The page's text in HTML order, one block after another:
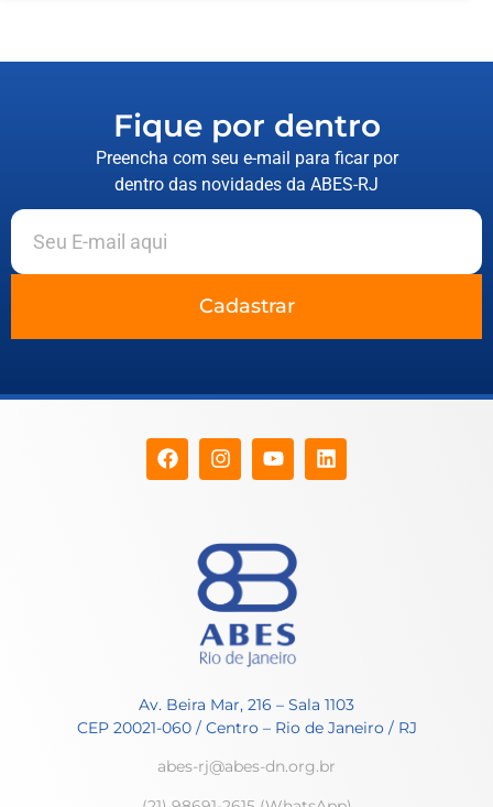
Fique por dentro
Preencha com seu e-mail para ficar por
dentro das novidades da ABES-RJ
Cadastrar
Av. Beira Mar, 216 – Sala 1103
CEP 20021-060 / Centro – Rio de Janeiro / RJ
abes-rj@abes-dn.org.br